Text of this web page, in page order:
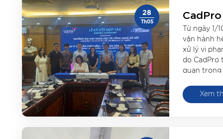
28
Th05
cùng
tạo,
dụng
Từ ngày
vận hành
xử lý vi
do CadPro
quan trọng
dựng đô thị
Xem